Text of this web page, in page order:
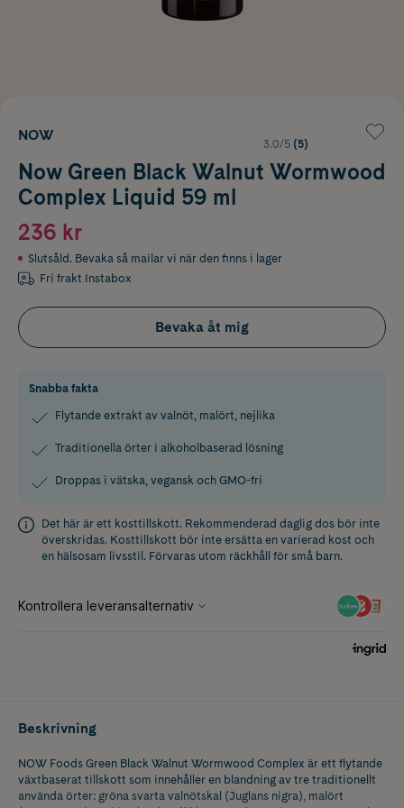
NOW
3.0/5 (5)
Now Green Black Walnut Wormwood
Complex Liquid 59 ml
236 kr
Slutsåld. Bevaka så mailar vi när den finns i lager
Fri frakt Instabox
Bevaka åt mig
Snabba fakta
Flytande extrakt av valnöt, malört, nejlika
Traditionella örter i alkoholbaserad lösning
Droppas i vätska, vegansk och GMO-fri
Det här är ett kosttillskott. Rekommenderad daglig dos bör inte
överskridas. Kosttillskott bör inte ersätta en varierad kost och
en hälsosam livsstil. Förvaras utom räckhåll för små barn.
Beskrivning
NOW Foods Green Black Walnut Wormwood Complex är ett flytande
växtbaserat tillskott som innehåller en blandning av tre traditionellt
använda örter: gröna svarta valnötskal (Juglans nigra), malört